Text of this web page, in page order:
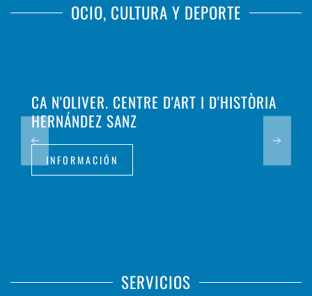
OCIO, CULTURA Y DEPORTE
CA N'OLIVER. CENTRE D'ART I D'HISTÒRIA
HERNÁNDEZ SANZ
INFORMACIÓN
SERVICIOS